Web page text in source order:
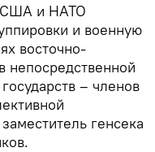
США и НАТО
и военную
восточно-
непосредственной
– членов
генсека